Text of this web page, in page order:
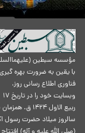
مؤسسه سبطين
با يقين به ضرورت بهره
فناورى اطلاع رسانى روز،
وبسایت خود را در تاريخ 17
ربيع الاول 1424 ق.
سالروز ميلاد حضرت رسول